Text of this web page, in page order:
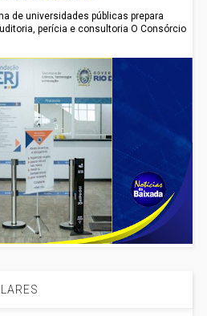
de universidades públicas prepara
perícia e consultoria O Consórcio